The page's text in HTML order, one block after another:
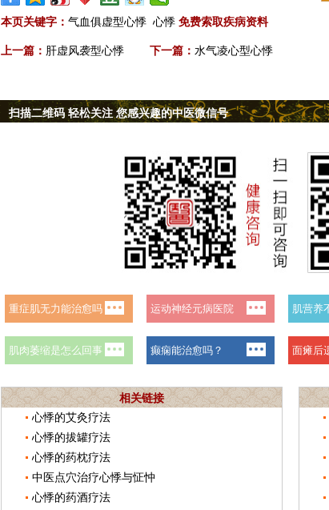
本页关键字： 气血俱虚型心悸 心悸 免费索取疾病资料
上一篇： 肝虚风袭型心悸 下一篇： 水气凌心型心悸
扫描二维码 轻松关注 您感兴趣的中医微信号
相关链接
心悸的艾灸疗法
心悸的拔罐疗法
心悸的药枕疗法
中医点穴治疗心悸与怔忡
心悸的药酒疗法